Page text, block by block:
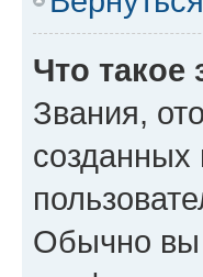
Что такое
Звания,
Обычно вы